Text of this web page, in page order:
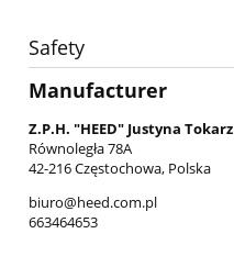
Safety
Manufacturer
Z.P.H. "HEED" Justyna Tokarz
Równoległa 78A
42-216 Częstochowa, Polska
biuro@heed.com.pl
663464653